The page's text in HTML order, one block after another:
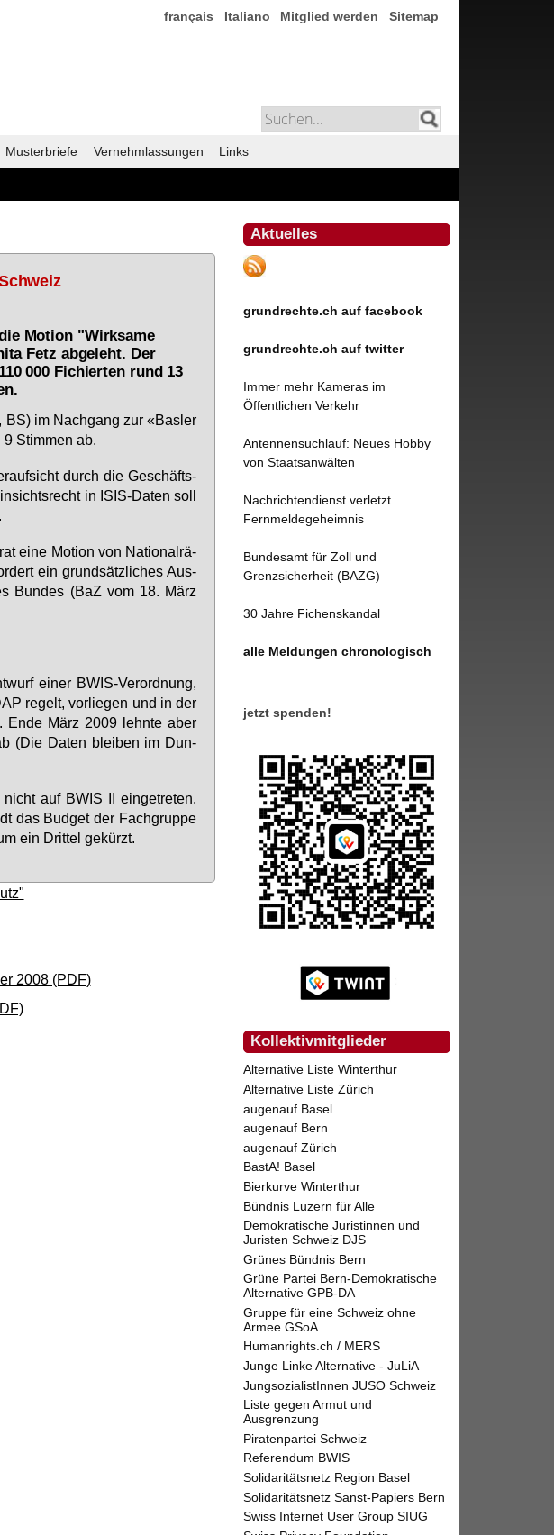
français Italiano Mitglied werden Sitemap
Musterbriefe Vernehmlassungen Links
Motion "Wirksame
Fetz abgeleht. Der
000 Fichierten rund 13
BS) im Nach­gang zur «Bas­ler
Stim­men ab.
durch die Ge­schäfts­
in ISIS-Da­ten soll
ei­ne Mo­ti­on von Na­tio­nal­rä­
ein grund­sätz­li­ches Aus­
Bun­des (BaZ vom 18. März
ei­ner BWIS-Ver­ord­nung,
re­gelt, vor­lie­gen und in der
En­de März 2009 lehn­te aber
(Die Da­ten blei­ben im Dun­
auf BWIS II ein­ge­tre­ten.
das Bud­get der Fach­grup­pe
ein Drit­tel ge­kürzt.
2008 (PDF)
Aktuelles
grundrechte.ch auf facebook
grundrechte.ch auf twitter
Immer mehr Kameras im
Öffentlichen Verkehr
Antennensuchlauf: Neues Hobby
von Staatsanwälten
Nachrichtendienst verletzt
Fernmeldegeheimnis
Bundesamt für Zoll und
Grenzsicherheit (BAZG)
30 Jahre Fichenskandal
alle Meldungen chronologisch
jetzt spenden!
Kollektivmitglieder
Alternative Liste Winterthur
Alternative Liste Zürich
augenauf Basel
augenauf Bern
augenauf Zürich
BastA! Basel
Bierkurve Winterthur
Bündnis Luzern für Alle
Demokratische Juristinnen und
Juristen Schweiz DJS
Grünes Bündnis Bern
Grüne Partei Bern-Demokratische
Alternative GPB-DA
Gruppe für eine Schweiz ohne
Armee GSoA
Humanrights.ch / MERS
Junge Linke Alternative - JuLiA
JungsozialistInnen JUSO Schweiz
Liste gegen Armut und
Ausgrenzung
Piratenpartei Schweiz
Referendum BWIS
Solidaritätsnetz Region Basel
Solidaritätsnetz Sanst-Papiers Bern
Swiss Internet User Group SIUG